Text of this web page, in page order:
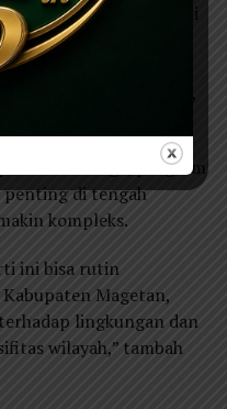
hadir lebih dekat di
ngopi bareng,
bisa menyerap
Muhniriyanto, S.H.,
dan warga, program
penting di tengah
kompleks.
ini bisa rutin
Magetan,
lingkungan dan
wilayah,” tambah